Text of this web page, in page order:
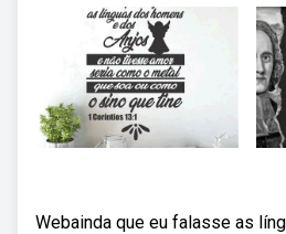
Webainda que eu falasse as